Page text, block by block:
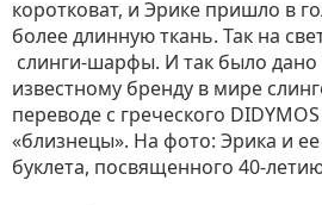
коротковат, и Эрике пришло в
более длинную ткань. Так на
слинги-шарфы. И так было
известному бренду в мире
переводе с греческого
«близнецы». На фото: Эрика и
буклета, посвященного 40-